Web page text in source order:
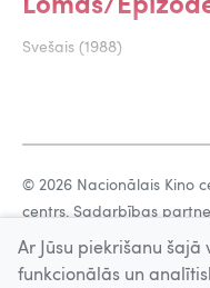
Lomās/
Svešais (1988)
© 2026 Nacionālais Kino
centrs. Sadarbības
kinofotofonodokumentu
Ar Jūsu piekrišanu
funkcionālās un